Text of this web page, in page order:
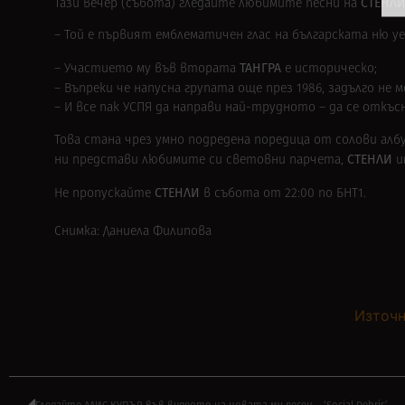
Тази вечер (събота) гледайте любимите песни на
– Той е първият емблематичен глас на българската ню
– Участието му във втората ТАНГРА е историческо;
– Въпреки че напусна групата още през 1986, задълго
– И все пак УСПЯ да направи най-трудното – да се
Това стана чрез умно подредена поредица от солови
ни представи любимите си световни парчета, СТЕНЛИ
Не пропускайте СТЕНЛИ в събота от 22:00 по БНТ1.
Снимка: Даниела Филипова